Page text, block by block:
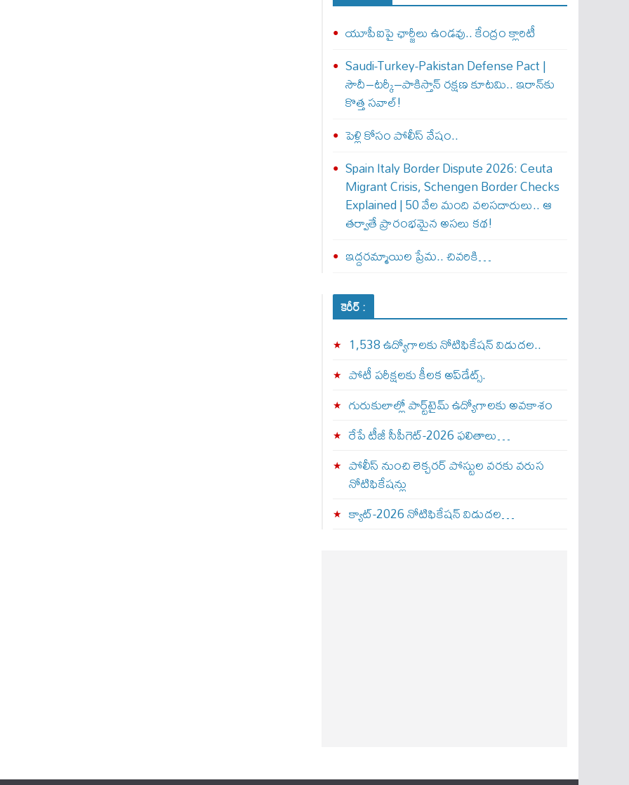
యూపీఐపై ఛార్జీలు ఉండవు.. కేంద్రం క్లారిటీ
Saudi-Turkey-Pakistan Defense Pact |
సౌదీ–టర్కీ–పాకిస్తాన్ రక్షణ కూటమి.. ఇరాన్‌కు
కొత్త సవాల్!
పెళ్లి కోసం పోలీస్ వేషం..
Spain Italy Border Dispute 2026: Ceuta
Migrant Crisis, Schengen Border Checks
Explained | 50 వేల మంది వలసదారులు.. ఆ
తర్వాతే ప్రారంభ‌మైన అసలు కథ!
ఇద్దరమ్మాయిల ప్రేమ.. చివరికి…
కెరీర్ :
1,538 ఉద్యోగాలకు నోటిఫికేషన్ విడుదల..
పోటీ పరీక్షలకు కీలక అప్‌డేట్స్.
గురుకులాల్లో పార్ట్‌టైమ్ ఉద్యోగాలకు అవకాశం
రేపే టీజీ సీపీగెట్‌-2026 ఫలితాలు…
పోలీస్ నుంచి లెక్చరర్ పోస్టుల వరకు వరుస
నోటిఫికేషన్లు
క్యాట్-2026 నోటిఫికేషన్ విడుదల…